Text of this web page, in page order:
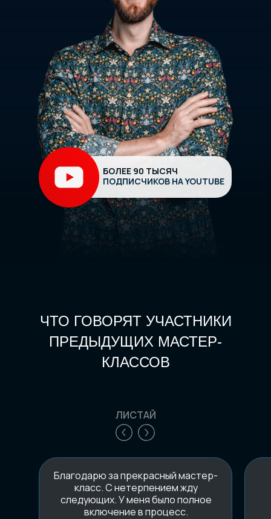
БОЛЕЕ 90 ТЫСЯЧ
ПОДПИСЧИКОВ НА YOUTUBE
ЛИСТАЙ
ЧТО ГОВОРЯТ УЧАСТНИКИ
ПРЕДЫДУЩИХ МАСТЕР-
КЛАССОВ
Благодарю за прекрасный мастер-
класс. С нетерпением жду
следующих. У меня было полное
включение в процесс.